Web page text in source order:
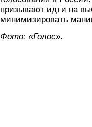
призывают идти на
минимизировать
Фото: «Голос».